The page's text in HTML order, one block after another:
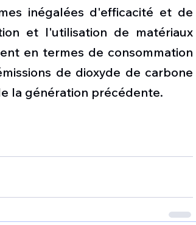
inégalées d'efficacité et de
et l'utilisation de matériaux
en termes de consommation
de dioxyde de carbone
la génération précédente.